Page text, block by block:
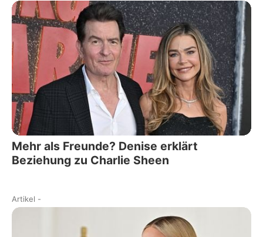
Mehr als Freunde? Denise erklärt
Beziehung zu Charlie Sheen
Artikel -